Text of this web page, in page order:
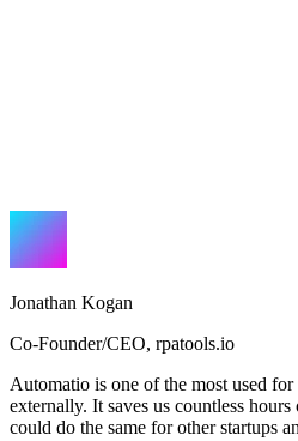
Jonathan Kogan
Co-Founder/CEO, rpatools.io
Automatio is one of the most used
externally. It saves us countless
could do the same for other startups